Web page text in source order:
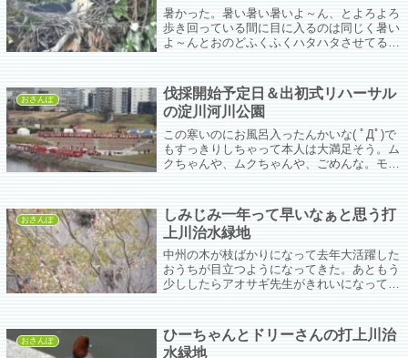
暑かった。暑い暑い暑いよ～ん、とよろよろ
歩き回っている間に目に入るのは同じく暑い
よ～んとおのどふくふくハタハタさせてるコ
おさんぽ
伐採開始予定日＆出初式リハーサル
の淀川河川公園
この寒いのにお風呂入ったんかいな( ﾟДﾟ)で
もすっきりしちゃって本人は大満足そう。ム
クちゃんや、ムクちゃんや、ごめんな。モズ
ってたら正解。でも今日はどうもリハー...
おさんぽ
しみじみ一年って早いなぁと思う打
上川治水緑地
中州の木が枝ばかりになって去年大活躍した
おうちが目立つようになってきた。あともう
少ししたらアオサギ先生がきれいになって枝
おさんぽ
ひーちゃんとドリーさんの打上川治
水緑地